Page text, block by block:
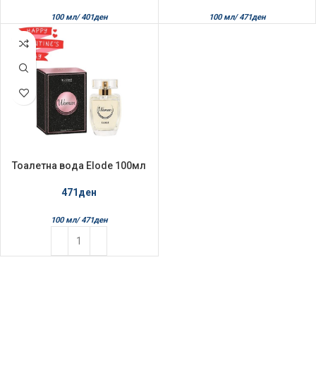
100 мл/ 401ден 100 мл/ 471ден
Тоалетна вода Elode 100мл
471ден
100 мл/ 471ден